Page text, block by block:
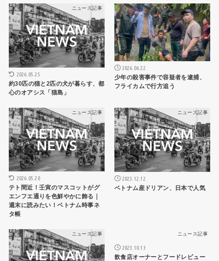
ニュース記事
2026.05.25
約30匹の猫と2匹の犬が暮らす、都
心のオアシス「猫島」
ニュース記事
2026.06.22
少年の殺害事件で容疑者を逮捕、
フライカムで行方追う
ニュース記事
2026.05.20
テト間近！壬寅のマスコットがグ
エンフエ通りを色鮮やかに飾る｜
週末に読みたい！ベトナム時事ネ
タ帳
ニュース記事
2023.12.12
ベトナム産ドリアン、日本で人気
ニュース記事 ニュース記事
2023.10.13
飲食店オーナーとフードレビュー